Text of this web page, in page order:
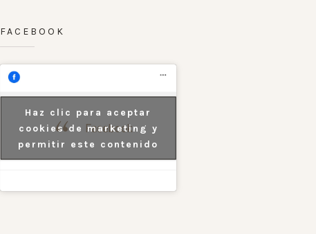
FACEBOOK
Facebook
Haz clic para aceptar
cookies de marketing y
permitir este contenido